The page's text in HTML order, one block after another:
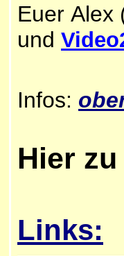
Euer Alex
und
Infos:
Hier zu
Links: